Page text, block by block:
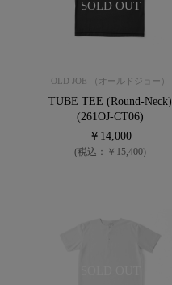
SOLD OUT
OLD JOE （オールドジョー）
TUBE TEE (Round-Neck)
(261OJ-CT06)
￥14,000
(税込：￥15,400)